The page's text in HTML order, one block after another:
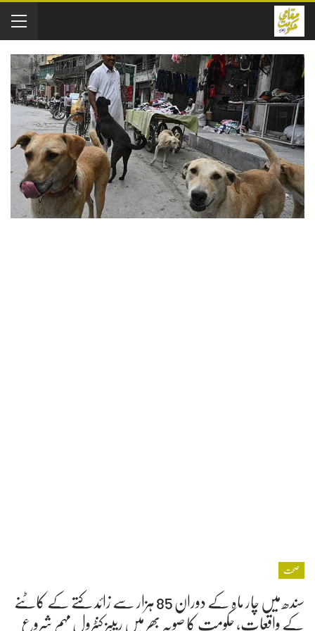
صحت
سندھ میں چار ماہ کے دوران 85 ہزار سے زائد کتے کے کاٹنے
کے واقعات، حکومت کا صوبہ بھر میں ریبیز کنٹرول مہم شروع